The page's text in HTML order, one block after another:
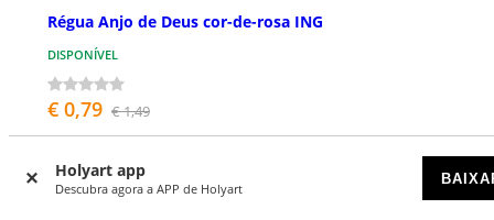
Holyart app
Descubra agora a APP de Holyart
Régua Anjo de Deus cor-de-rosa ING
DISPONÍVEL
€ 0,79 € 1,49